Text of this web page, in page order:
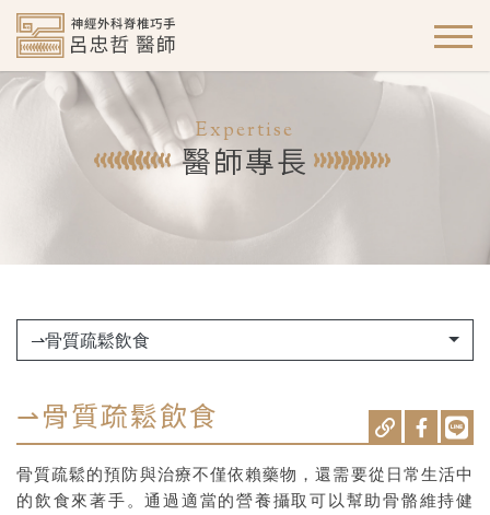
Expertise
醫師專長
⇀骨質疏鬆飲食
⇀骨質疏鬆飲食
骨質疏鬆的預防與治療不僅依賴藥物，還需要從日常生活中
的飲食來著手。通過適當的營養攝取可以幫助骨骼維持健